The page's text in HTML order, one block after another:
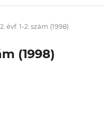
évf. 1-2. szám (1998)
(1998)